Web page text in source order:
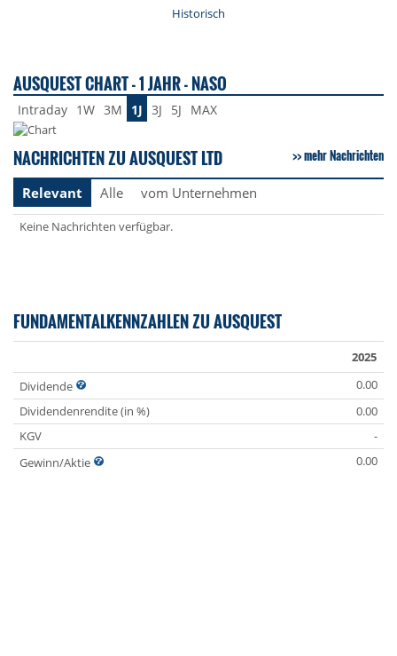
Historisch
AUSQUEST CHART - 1 JAHR - NASO
Intraday 1W 3M 1J 3J 5J MAX
NACHRICHTEN ZU AUSQUEST LTD mehr Nachrichten
Relevant Alle vom Unternehmen
Keine Nachrichten verfügbar.
FUNDAMENTALKENNZAHLEN ZU AUSQUEST
2025
Dividende
0.00
Dividendenrendite (in %)
0.00
KGV
-
Gewinn/Aktie
0.00